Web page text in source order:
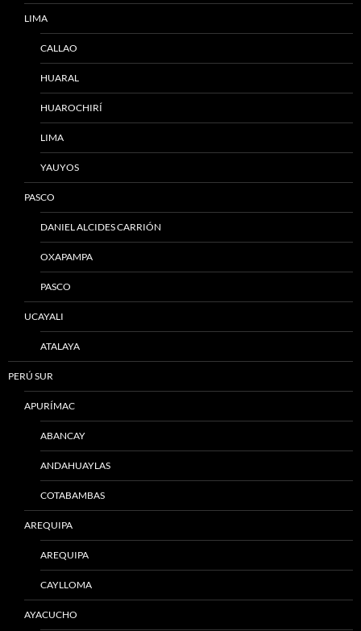
LIMA
CALLAO
HUARAL
HUAROCHIRÍ
LIMA
YAUYOS
PASCO
DANIEL ALCIDES CARRIÓN
OXAPAMPA
PASCO
UCAYALI
ATALAYA
PERÚ SUR
APURÍMAC
ABANCAY
ANDAHUAYLAS
COTABAMBAS
AREQUIPA
AREQUIPA
CAYLLOMA
AYACUCHO